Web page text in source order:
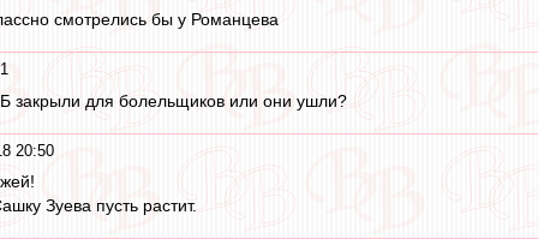
смотрелись бы у Романцева
закрыли для болельщиков или они ушли?
20:50
Зуева пусть растит.